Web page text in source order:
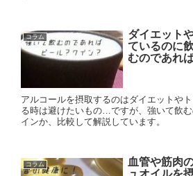
コラム
ダイエット
ているのに
むのであれ
アルコールを摂取するのはダイエットや
る時は避けたいもの…ですが、強いて飲
インか、比較して解説しています。
コラム
血管や筋肉